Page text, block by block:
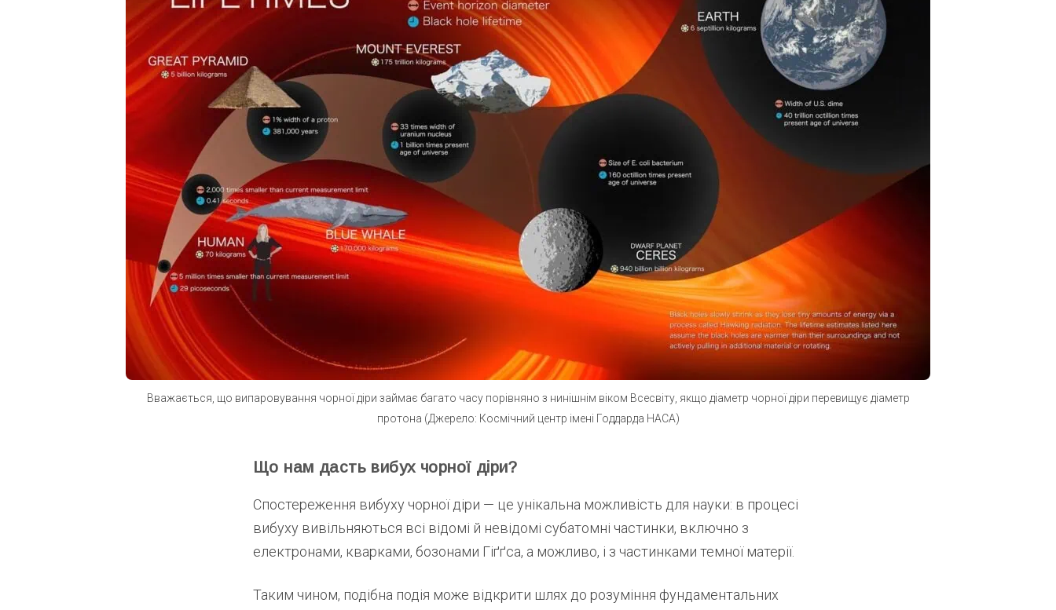
Вважається, що випаровування чорної діри займає багато часу порівняно з нинішнім віком Всесвіту, якщо діаметр чорної діри перевищує діаметр
протона (Джерело: Космічний центр імені Годдарда НАСА)
Що нам дасть вибух чорної діри?
Спостереження вибуху чорної діри — це унікальна можливість для науки: в процесі
вибуху вивільняються всі відомі й невідомі субатомні частинки, включно з
електронами, кварками, бозонами Гіґґса, а можливо, і з частинками темної матерії.
Таким чином, подібна подія може відкрити шлях до розуміння фундаментальних